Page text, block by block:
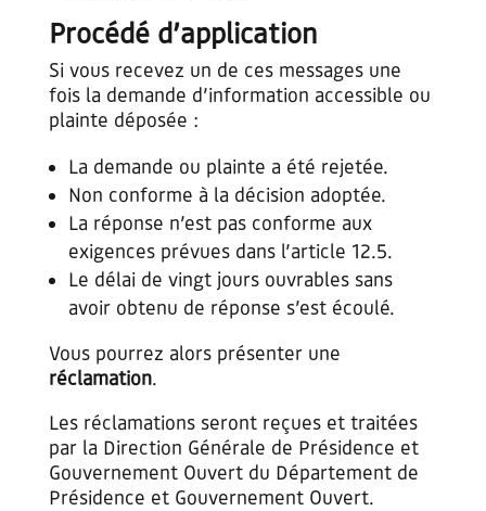
Procédé d’application
Si vous recevez un de ces messages une
fois la demande d’information accessible ou
plainte déposée :
La demande ou plainte a été rejetée.
Non conforme à la décision adoptée.
La réponse n’est pas conforme aux
exigences prévues dans l’article 12.5.
Le délai de vingt jours ouvrables sans
avoir obtenu de réponse s’est écoulé.
Vous pourrez alors présenter une
réclamation.
Les réclamations seront reçues et traitées
par la Direction Générale de Présidence et
Gouvernement Ouvert du Département de
Présidence et Gouvernement Ouvert.